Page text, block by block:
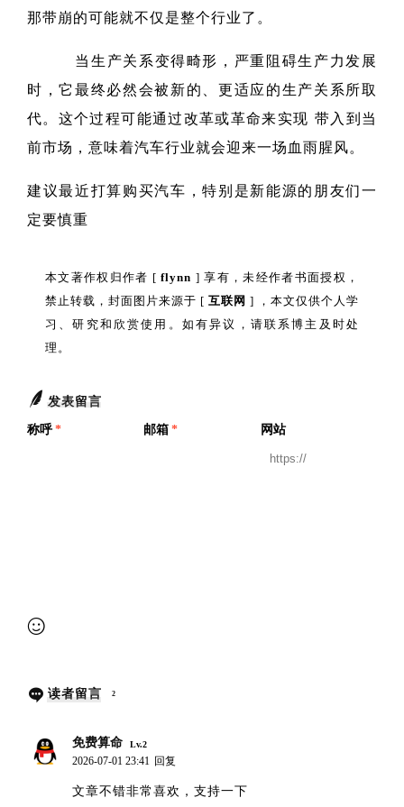
那带崩的可能就不仅是整个行业了。
当生产关系变得畸形，严重阻碍生产力发展
时，它最终必然会被新的、更适应的生产关系所取
代。这个过程可能通过改革或革命来实现 带入到当
前市场，意味着汽车行业就会迎来一场血雨腥风。
建议最近打算购买汽车，特别是新能源的朋友们一
定要慎重
本文著作权归作者 [flynn ] 享有，未经作者书面授权，
禁止转载，封面图片来源于 [ 互联网 ] ，本文仅供个人学
习、研究和欣赏使用。如有异议，请联系博主及时处
理。
发表留言
称呼 * 邮箱 * 网站
读者留言 2
免费算命 Lv.2
2026-07-01 23:41 回复
文章不错非常喜欢，支持一下